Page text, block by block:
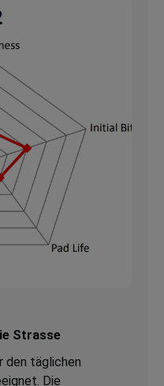
Strasse
den täglichen
Die